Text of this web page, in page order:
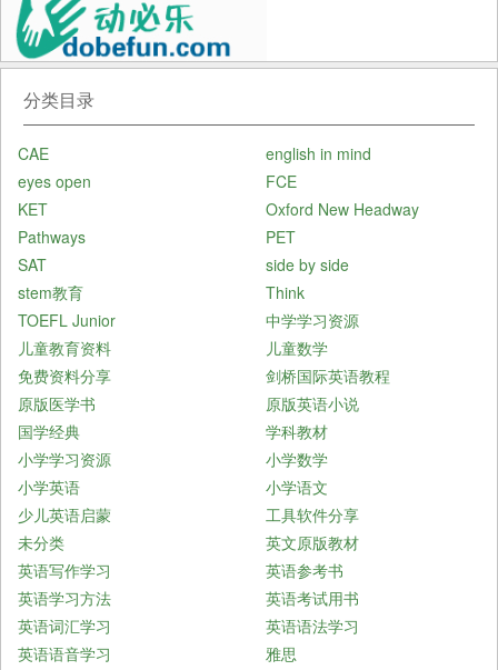
分类目录
CAE
english in mind
eyes open
FCE
KET
Oxford New Headway
Pathways
PET
SAT
side by side
stem教育
Think
TOEFL Junior
中学学习资源
儿童教育资料
儿童数学
免费资料分享
剑桥国际英语教程
原版医学书
原版英语小说
国学经典
学科教材
小学学习资源
小学数学
小学英语
小学语文
少儿英语启蒙
工具软件分享
未分类
英文原版教材
英语写作学习
英语参考书
英语学习方法
英语考试用书
英语词汇学习
英语语法学习
英语语音学习
雅思